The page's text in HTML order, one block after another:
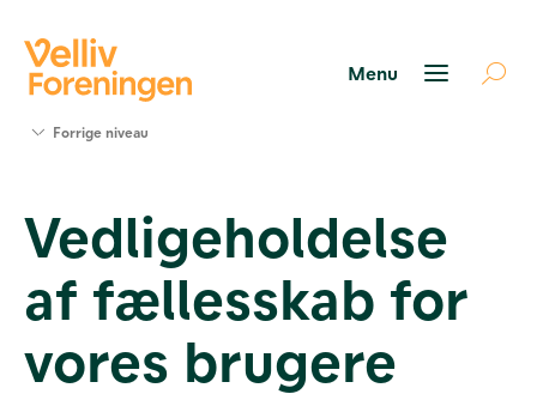
Værktøjer
og viden
Om Velliv
Foreningen
os
Forrige niveau
Vedligeholdelse
af fællesskab for
vores brugere